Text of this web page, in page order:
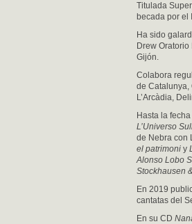
Titulada
becada por el
Ha sido
Drew
Gijón.
Colabora
de Catalunya,
L’Arcàdia,
Hasta la
L’Universo
de Nebra con
el patrimoni y
Alonso Lobo
Stockhausen
En 2019
cantatas del
En su CD